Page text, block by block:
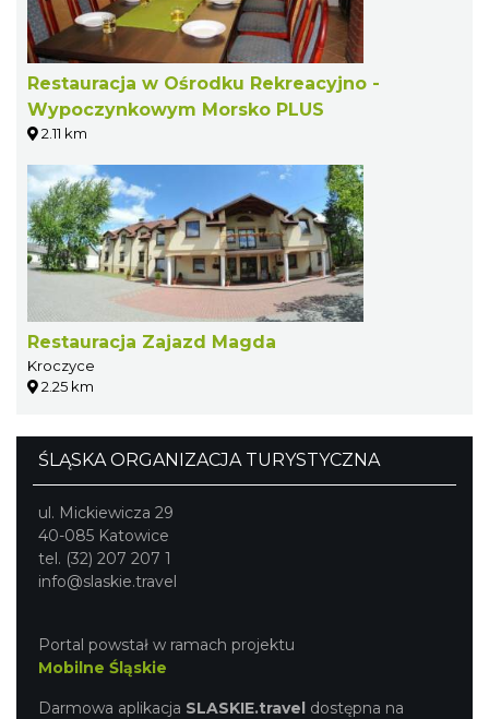
Restauracja w Ośrodku Rekreacyjno -
Wypoczynkowym Morsko PLUS
2.11 km
Restauracja Zajazd Magda
Kroczyce
2.25 km
ŚLĄSKA ORGANIZACJA TURYSTYCZNA
ul. Mickiewicza 29
40-085 Katowice
tel. (32) 207 207 1
info@slaskie.travel
Portal powstał w ramach projektu
Mobilne Śląskie
Darmowa aplikacja SLASKIE.travel dostępna na